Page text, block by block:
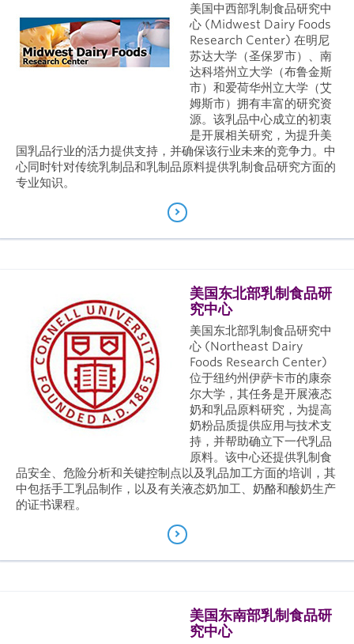
美国中西部乳制食品研究中
心 (Midwest Dairy Foods
Research Center) 在明尼
苏达大学（圣保罗市）、南
达科塔州立大学（布鲁金斯
市）和爱荷华州立大学（艾
姆斯市）拥有丰富的研究资
源。该乳品中心成立的初衷
是开展相关研究，为提升美
国乳品行业的活力提供支持，并确保该行业未来的竞争力。中
心同时针对传统乳制品和乳制品原料提供乳制食品研究方面的
专业知识。
美国东北部乳制食品研
究中心
美国东北部乳制食品研究中
心 (Northeast Dairy
Foods Research Center)
位于纽约州伊萨卡市的康奈
尔大学，其任务是开展液态
奶和乳品原料研究，为提高
奶粉品质提供应用与技术支
持，并帮助确立下一代乳品
原料。该中心还提供乳制食
品安全、危险分析和关键控制点以及乳品加工方面的培训，其
中包括手工乳品制作，以及有关液态奶加工、奶酪和酸奶生产
的证书课程。
美国东南部乳制食品研
究中心